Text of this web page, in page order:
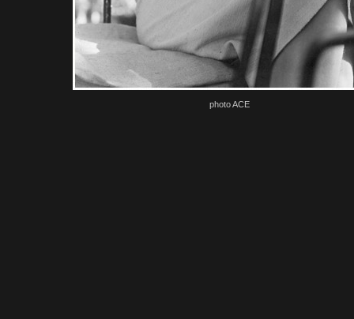
photo ACE